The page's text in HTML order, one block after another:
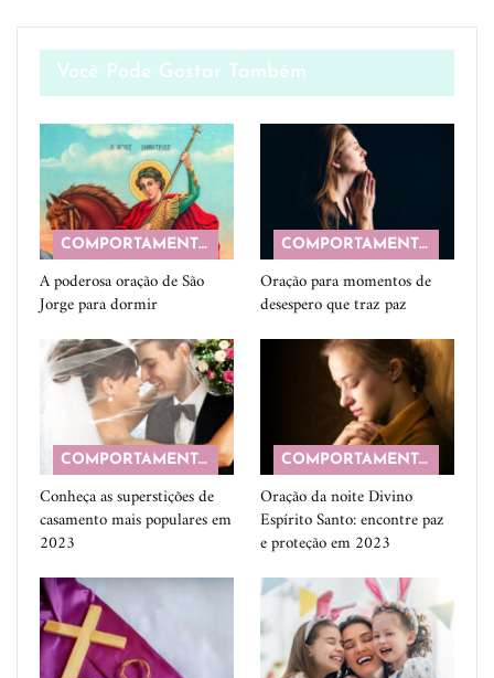
Você Pode Gostar Também
COMPORTAMENTO
A poderosa oração de São
Jorge para dormir
COMPORTAMENTO
Oração para momentos de
desespero que traz paz
COMPORTAMENTO
Conheça as superstições de
casamento mais populares em
2023
COMPORTAMENTO
Oração da noite Divino
Espírito Santo: encontre paz
e proteção em 2023